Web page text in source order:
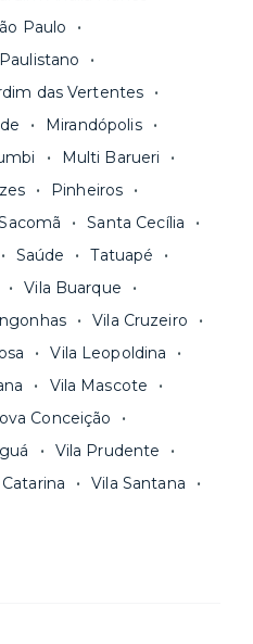
de mudança: é
começar a morar.
Yuca e assina o
ou celular.
Paulo
das Vertentes
Mirandópolis
Multi Barueri
Pinheiros
Santa Cecília
Saúde
Tatuapé
Vila Buarque
Vila Cruzeiro
Vila Leopoldina
Vila Mascote
Conceição
Vila Prudente
Vila Santana